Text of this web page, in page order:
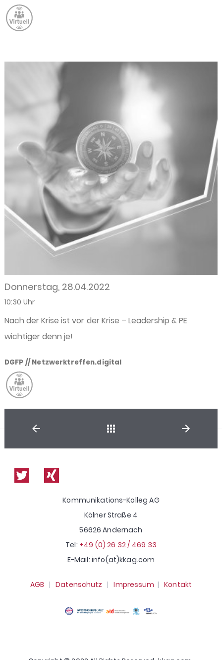
Donnerstag, 28.04.2022
10:30 Uhr
Nach der Krise ist vor der Krise – Leadership & PE
wichtiger denn je!
DGFP // Netzwerktreffen.digital
Kommunikations-Kolleg AG
Kölner Straße 4
56626 Andernach
Tel: +49 (0) 26 32 / 469 33
E-Mail: info(at)kkag.com
AGB |Datenschutz |Impressum |Kontakt